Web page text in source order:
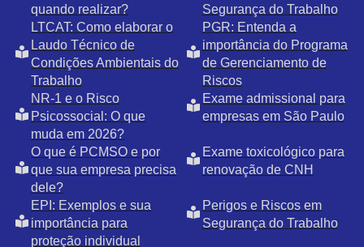
quando realizar?
Segurança do Trabalho
LTCAT: Como elaborar o
Laudo Técnico de
Condições Ambientais do
Trabalho
PGR: Entenda a
importância do Programa
de Gerenciamento de
Riscos
NR-1 e o Risco
Psicossocial: O que
muda em 2026?
Exame admissional para
empresas em São Paulo
O que é PCMSO e por
que sua empresa precisa
dele?
Exame toxicológico para
renovação de CNH
EPI: Exemplos e sua
importância para
proteção individual
Perigos e Riscos em
Segurança do Trabalho